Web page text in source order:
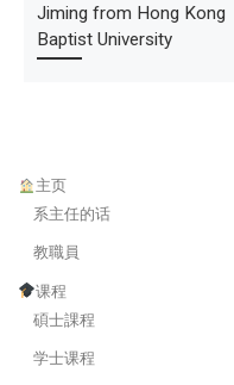
Jiming from Hong Kong
Baptist University
主页
系主任的话
教職員
课程
碩士課程
学士课程